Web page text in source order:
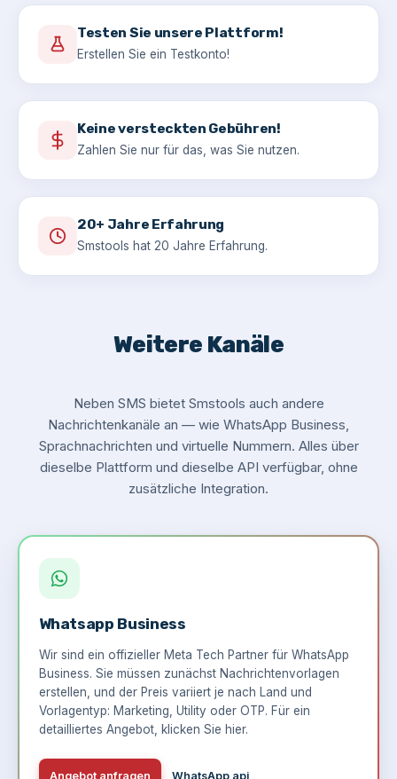
Testen Sie unsere Plattform!
Erstellen Sie ein Testkonto!
Keine versteckten Gebühren!
Zahlen Sie nur für das, was Sie nutzen.
20+ Jahre Erfahrung
Smstools hat 20 Jahre Erfahrung.
Weitere Kanäle
Neben SMS bietet Smstools auch andere
Nachrichtenkanäle an — wie WhatsApp Business,
Sprachnachrichten und virtuelle Nummern. Alles über
dieselbe Plattform und dieselbe API verfügbar, ohne
zusätzliche Integration.
Whatsapp Business
Wir sind ein offizieller Meta Tech Partner für WhatsApp
Business. Sie müssen zunächst Nachrichtenvorlagen
erstellen, und der Preis variiert je nach Land und
Vorlagentyp: Marketing, Utility oder OTP. Für ein
detailliertes Angebot, klicken Sie hier.
Angebot anfragen WhatsApp api